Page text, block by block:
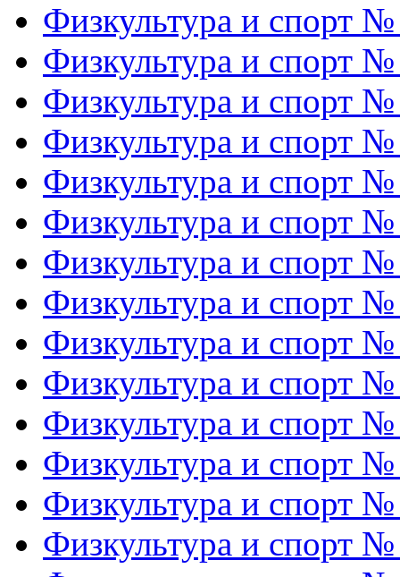
Физкультура и спорт
Физкультура и спорт
Физкультура и спорт
Физкультура и спорт
Физкультура и спорт
Физкультура и спорт
Физкультура и спорт
Физкультура и спорт
Физкультура и спорт
Физкультура и спорт
Физкультура и спорт
Физкультура и спорт
Физкультура и спорт
Физкультура и спорт